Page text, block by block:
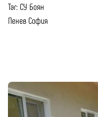
Таг: СУ Боян
Пенев София
Момчил Цонев